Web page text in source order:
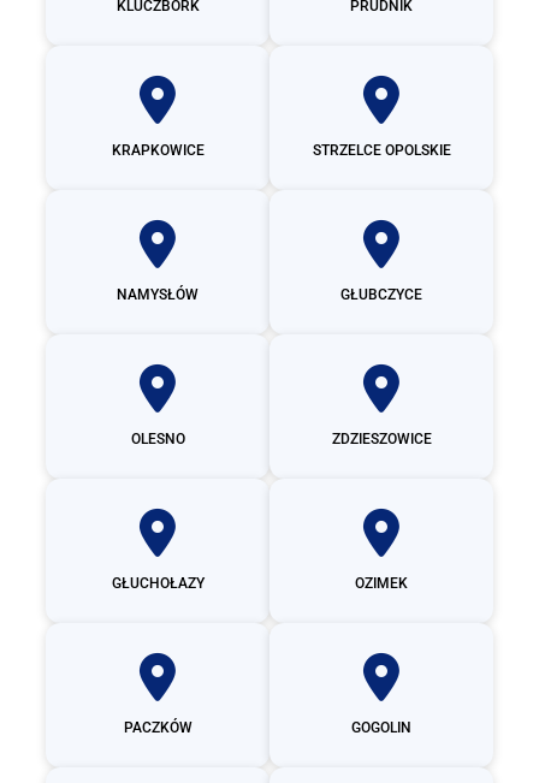
KLUCZBORK PRUDNIK
KRAPKOWICE STRZELCE OPOLSKIE
NAMYSŁÓW GŁUBCZYCE
OLESNO ZDZIESZOWICE
GŁUCHOŁAZY OZIMEK
PACZKÓW GOGOLIN